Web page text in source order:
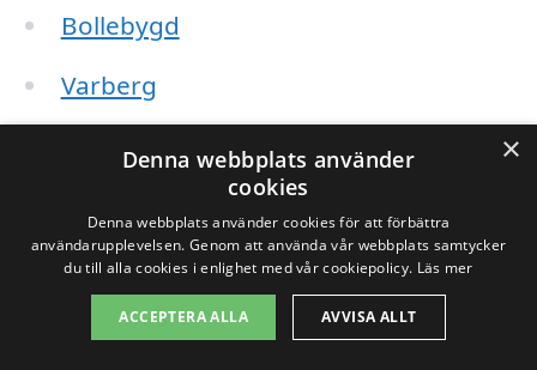
Bollebygd
Varberg
Falkenberg
Björketorp
Olsfors
×
Denna webbplats använder
cookies
Denna webbplats använder cookies för att förbättra
användarupplevelsen. Genom att använda vår webbplats samtycker
du till alla cookies i enlighet med vår cookiepolicy. Läs mer
ACCEPTERA ALLA AVVISA ALLT